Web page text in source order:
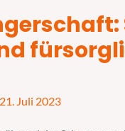
21. Juli 2023